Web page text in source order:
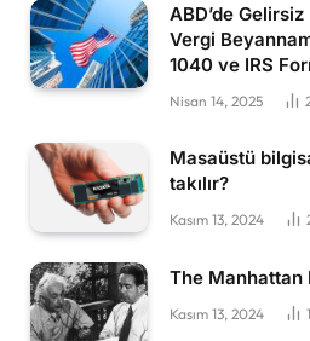
ABD’de
Vergi
1040 ve IRS
Nisan 14, 2025
Masaüstü
takılır?
Kasım 13, 2024
The Manhattan
Kasım 13, 2024